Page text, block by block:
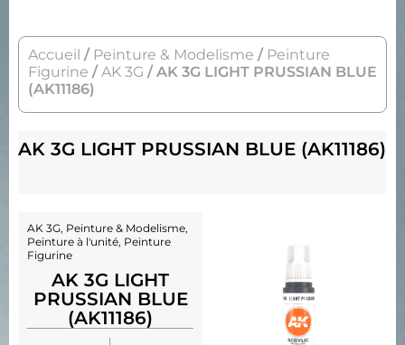
Accueil / Peinture & Modelisme / Peinture
Figurine /AK 3G / AK 3G LIGHT PRUSSIAN BLUE
(AK11186)
AK 3G LIGHT PRUSSIAN BLUE (AK11186)
AK 3G, Peinture & Modelisme,
Peinture à l'unité, Peinture
Figurine
AK 3G LIGHT
PRUSSIAN BLUE
(AK11186)